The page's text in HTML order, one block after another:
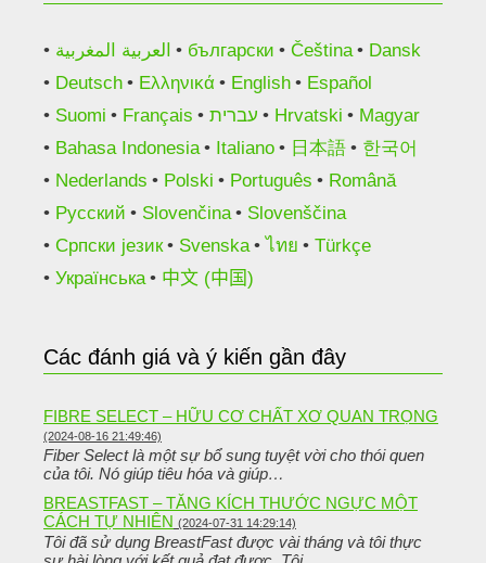
العربية المغربية български Čeština
Dansk
Deutsch
Ελληνικά English
Español
Suomi
Français עברית Hrvatski
Magyar
Bahasa Indonesia
Italiano 日本語
한국어
Nederlands
Polski Português
Română
Русский
Slovenčina
Slovenščina
Српски језик
Svenska ไทย
Türkçe
Українська
中文 (中国)
Các đánh giá và ý kiến gần đây
FIBRE SELECT – HỮU CƠ CHẤT XƠ QUAN TRỌNG
(2024-08-16 21:49:46)
Fiber Select là một sự bổ sung tuyệt vời cho thói quen
của tôi. Nó giúp tiêu hóa và giúp…
BREASTFAST – TĂNG KÍCH THƯỚC NGỰC MỘT
CÁCH TỰ NHIÊN (2024-07-31 14:29:14)
Tôi đã sử dụng BreastFast được vài tháng và tôi thực